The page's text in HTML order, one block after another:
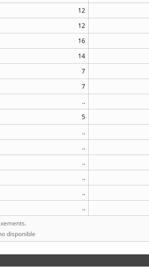
12
12
16
14
7
7
..
5
..
..
..
..
..
..
disponible